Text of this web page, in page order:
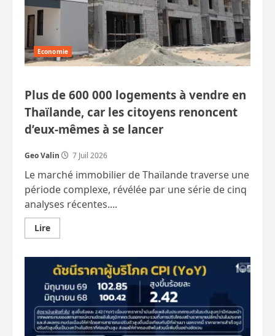
Economie
Plus de 600 000 logements à vendre en
Thaïlande, car les citoyens renoncent
d’eux-mêmes à se lancer
Geo Valin 7 Juil 2026
Le marché immobilier de Thaïlande traverse une
période complexe, révélée par une série de cinq
analyses récentes....
LireEn
savoir
Plus
de
600
000
logements
à
vendre
en
Thaïlande,